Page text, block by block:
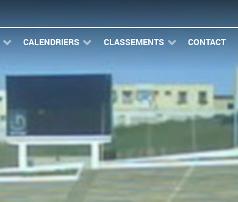
CALENDRIERS CLASSEMENTS CONTACT